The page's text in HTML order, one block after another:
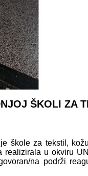
ŠKOLI ZA
škole za tekstil,
u okviru
na podrži